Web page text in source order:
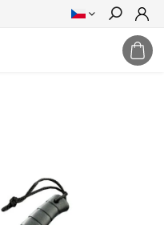
Hledat